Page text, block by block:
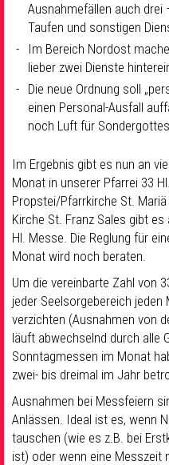
Ausnahmefällen auch drei
Taufen und sonstigen
Im Bereich Nordost
lieber zwei Dienste
Die neue Ordnung soll
einen Personal-Ausfall
noch Luft für
Im Ergebnis gibt es nun an
Monat in unserer Pfarrei 33
Propstei/Pfarrkirche St.
Kirche St. Franz Sales gibt
Hl. Messe. Die Reglung für
Monat wird noch beraten.
Um die vereinbarte Zahl von
jeder Seelsorgebereich
verzichten (Ausnahmen von
läuft abwechselnd durch alle
Sonntagmessen im Monat
zwei- bis dreimal im Jahr
Ausnahmen bei Messfeiern
Anlässen. Ideal ist es, wenn
tauschen (wie es z.B. bei
ist) oder wenn eine